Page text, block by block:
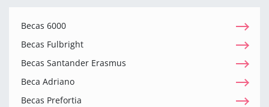
Becas 6000
Becas Fulbright
Becas Santander Erasmus
Beca Adriano
Becas Prefortia